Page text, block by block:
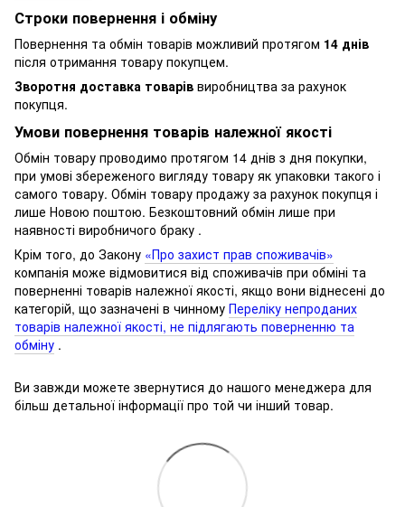
Строки повернення і обміну
Повернення та обмін товарів можливий протягом 14 днів
після отримання товару покупцем.
Зворотня доставка товарів виробництва за рахунок
покупця.
Умови повернення товарів належної якості
Обмін товару проводимо протягом 14 днів з дня покупки,
при умові збереженого вигляду товару як упаковки такого і
самого товару. Обмін товару продажу за рахунок покупця і
лише Новою поштою. Безкоштовний обмін лише при
наявності виробничого браку .
Крім того, до Закону «Про захист прав споживачів»
компанія може відмовитися від споживачів при обміні та
поверненні товарів належної якості, якщо вони віднесені до
категорій, що зазначені в чинному Переліку непроданих
товарів належної якості, не підлягають поверненню та
обміну .
Ви завжди можете звернутися до нашого менеджера для
більш детальної інформації про той чи інший товар.